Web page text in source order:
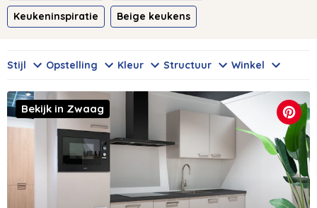
Keukeninspiratie Beige keukens
Stijl Opstelling Kleur Structuur Winkel
Bekijk in Zwaag